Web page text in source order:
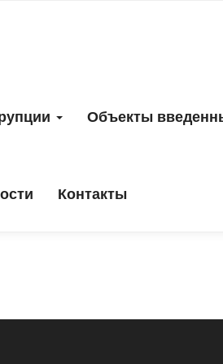
Объекты
Контакты
на